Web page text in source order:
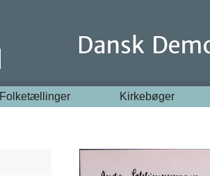
Folketællinger Kirkebøger